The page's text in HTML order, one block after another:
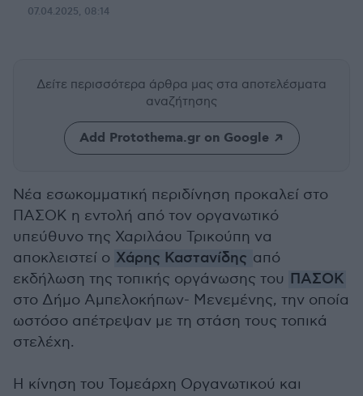
07.04.2025, 08:14
Δείτε περισσότερα άρθρα μας στα αποτελέσματα
αναζήτησης
Add Protothema.gr on Google
Νέα εσωκομματική περιδίνηση προκαλεί στο
ΠΑΣΟΚ η εντολή από τον οργανωτικό
υπεύθυνο της Χαριλάου Τρικούπη να
αποκλειστεί ο Χάρης Καστανίδης από
εκδήλωση της τοπικής οργάνωσης του ΠΑΣΟΚ
στο Δήμο Αμπελοκήπων- Μενεμένης, την οποία
ωστόσο απέτρεψαν με τη στάση τους τοπικά
στελέχη.
Η κίνηση του Τομεάρχη Οργανωτικού και